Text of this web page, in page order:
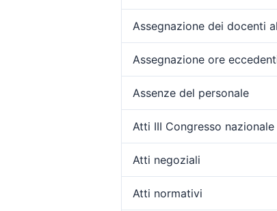
Assegnazione dei docenti
Assegnazione ore
Assenze del personale
Atti III Congresso nazionale
Atti negoziali
Atti normativi